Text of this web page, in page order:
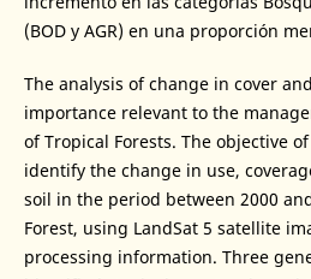
(BOD y AGR) en una proporción
The analysis of change in cover
importance relevant to the
of Tropical Forests. The objective
identify the change in use,
soil in the period between 2000
Forest, using LandSat 5 satellite
processing information. Three